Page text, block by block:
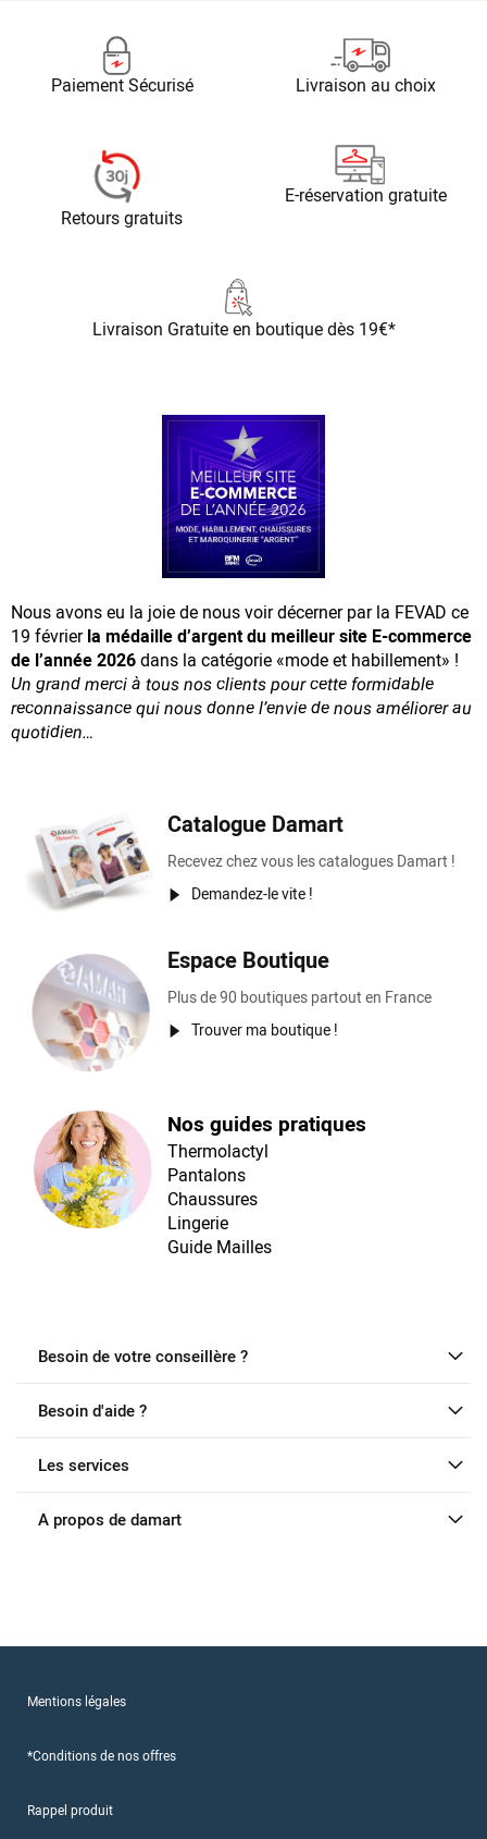
Paiement Sécurisé Livraison au choix
Retours gratuits
E-réservation gratuite
Livraison Gratuiteen boutique dès 19€*
Nous avons eu la joie de nous voir décerner par la FEVAD ce
19 févrierla médaille d’argent du meilleur site E-commerce
de l’année 2026dans la catégorie «mode et habillement» !
Un grand merci à tous nos clients pour cette formidable
reconnaissancequi nous donne l’envie de nous améliorer au
quotidien…
Catalogue Damart
Recevez chez vous les catalogues Damart !
Demandez-le vite !
Espace Boutique
Plus de 90 boutiques partout en France
Trouver ma boutique !
Nos guides pratiques
Thermolactyl
Pantalons
Chaussures
Lingerie
Guide Mailles
Besoin de votre conseillère ?
Besoin d'aide ?
Les services
A propos de damart
Mentions légales
*Conditions de nos offres
Rappel produit